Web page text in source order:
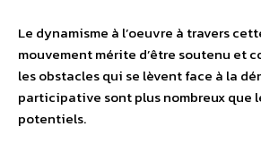
Le dynamisme à l’oeuvre à travers
mouvement mérite d’être soutenu et
les obstacles qui se lèvent face à la
participative sont plus nombreux que
potentiels.